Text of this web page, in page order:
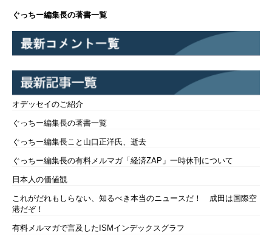
ぐっちー編集長の著書一覧
オデッセイのご紹介
ぐっちー編集長の著書一覧
ぐっちー編集長こと山口正洋氏、逝去
ぐっちー編集長の有料メルマガ「経済ZAP」一時休刊について
日本人の価値観
これがだれもしらない、知るべき本当のニュースだ！ 成田は国際空
港だぞ！
有料メルマガで言及したISMインデックスグラフ